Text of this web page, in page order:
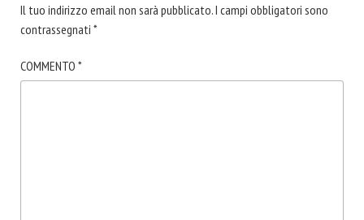
Il tuo indirizzo email non sarà pubblicato.I campi obbligatori sono
contrassegnati *
COMMENTO *